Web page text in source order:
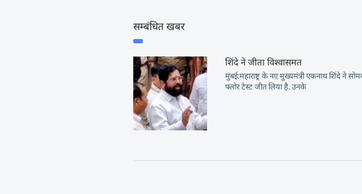
सम्बंधित खबर
शिंदे ने जीता विश्वासमत
मुंबई:महाराष्ट्र के नए मुख्यमंत्री एकनाथ शिंदे ने
फ्लोर टेस्ट जीत लिया है. उनके